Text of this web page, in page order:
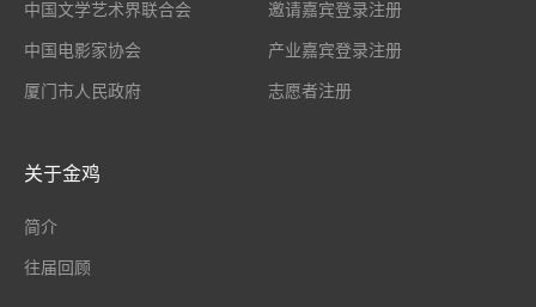
中国文学艺术界联合会
中国电影家协会
厦门市人民政府
邀请嘉宾登录注册
产业嘉宾登录注册
志愿者注册
关于金鸡
简介
往届回顾